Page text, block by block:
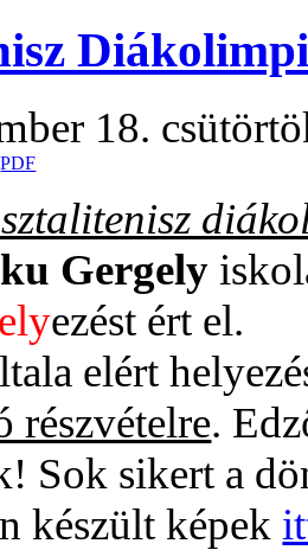
18.
Gergely
ezést ért el.
elért
részvételre.
Sok sikert a
készült képek